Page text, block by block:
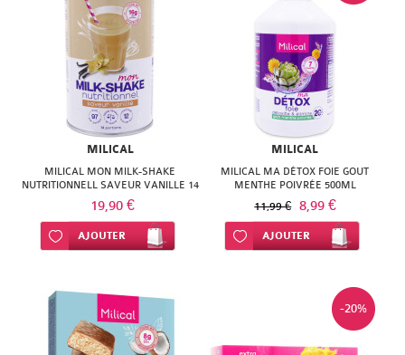
SOLGAR
DIET
URGO
WELEDA
MILICAL
MILICAL MON MILK-SHAKE
NUTRITIONNELL SAVEUR VANILLE 14
PORTIONS
19,90 €
Ajouter à ma liste d’envie
AJOUTER
MILICAL
MILICAL MA DÉTOX FOIE GOUT
MENTHE POIVRÉE 500ML
11,99 € 8,99 €
Ajouter à ma liste d’envie
AJOUTER
-20%